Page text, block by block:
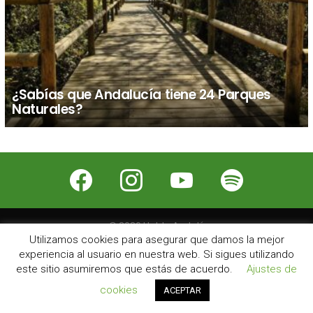
¿Sabías que Andalucía tiene 24 Parques
Naturales?
facebook instagram youtube spotify
© 2026 Hablo Andalú
Nosotros
Contacto Publicidad Aviso Legal
Utilizamos cookies para asegurar que damos la mejor
experiencia al usuario en nuestra web. Si sigues utilizando
este sitio asumiremos que estás de acuerdo.
Ajustes de
cookies
ACEPTAR